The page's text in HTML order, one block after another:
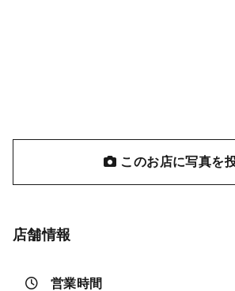
このお店に写真を
店舗情報
営業時間